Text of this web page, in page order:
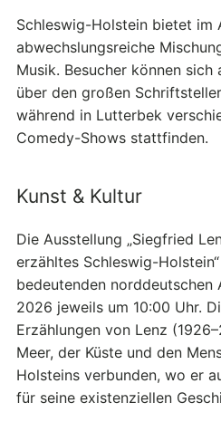
Schleswig-Holstein bietet im
abwechslungsreiche
Musik. Besucher können sich
über den großen
während in Lutterbek
Comedy-Shows stattfinden.
Kunst & Kultur
Die Ausstellung „Siegfried
erzähltes Schleswig-
bedeutenden norddeutschen
2026 jeweils um 10:00 Uhr.
Erzählungen von Lenz
Meer, der Küste und den
Holsteins verbunden, wo er
für seine existenziellen